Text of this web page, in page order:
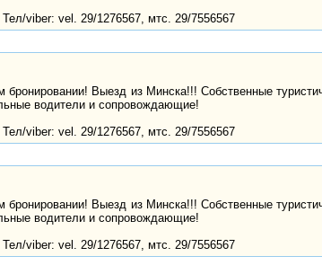
viber: vel. 29/1276567, мтс. 29/7556567
Выезд из Минска!!! Собственные
водители и сопровождающие!
viber: vel. 29/1276567, мтс. 29/7556567
Выезд из Минска!!! Собственные
водители и сопровождающие!
viber: vel. 29/1276567, мтс. 29/7556567